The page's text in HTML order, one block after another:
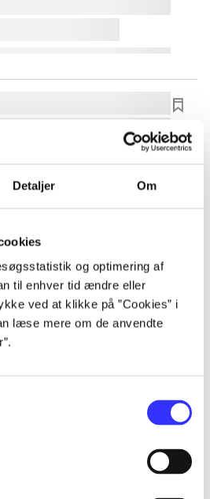
Detaljer Om
og optimering af
til enhver tid ændre eller
ved at klikke på ”Cookies” i
læse mere om de anvendte
ipsum dolor sit amet ...
ipsum dolor sit amet ...
ipsum dolor sit amet ...
ipsum dolor sit amet ...
ipsum dolor sit amet ...
ipsum dolor sit amet ...
ipsum dolor sit amet ...
ipsum dolor sit amet ...
ipsum dolor sit amet ...
ipsum dolor sit amet ...
ipsum dolor sit amet ...